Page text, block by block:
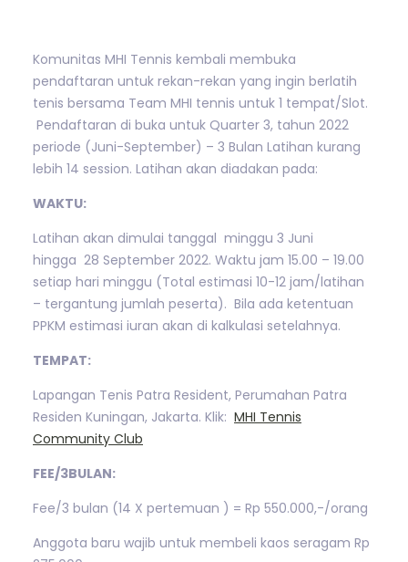
Komunitas MHI Tennis kembali membuka
pendaftaran untuk rekan-rekan yang ingin berlatih
tenis bersama Team MHI tennis untuk 1 tempat/Slot.
Pendaftaran di buka untuk Quarter 3, tahun 2022
periode (Juni-September) – 3 Bulan Latihan kurang
lebih 14 session. Latihan akan diadakan pada:
WAKTU:
Latihan akan dimulai tanggal minggu 3 Juni
hingga 28 September 2022. Waktu jam 15.00 – 19.00
setiap hari minggu (Total estimasi 10-12 jam/latihan
– tergantung jumlah peserta). Bila ada ketentuan
PPKM estimasi iuran akan di kalkulasi setelahnya.
TEMPAT:
Lapangan Tenis Patra Resident, Perumahan Patra
Residen Kuningan, Jakarta. Klik: MHI Tennis
Community Club
FEE/3BULAN:
Fee/3 bulan (14 X pertemuan ) = Rp 550.000,-/orang
Anggota baru wajib untuk membeli kaos seragam Rp